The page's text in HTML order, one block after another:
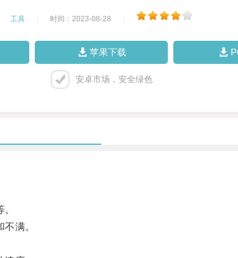
工具 时间：2023-08-28
苹果下载
安卓市场，安全绿色
满。